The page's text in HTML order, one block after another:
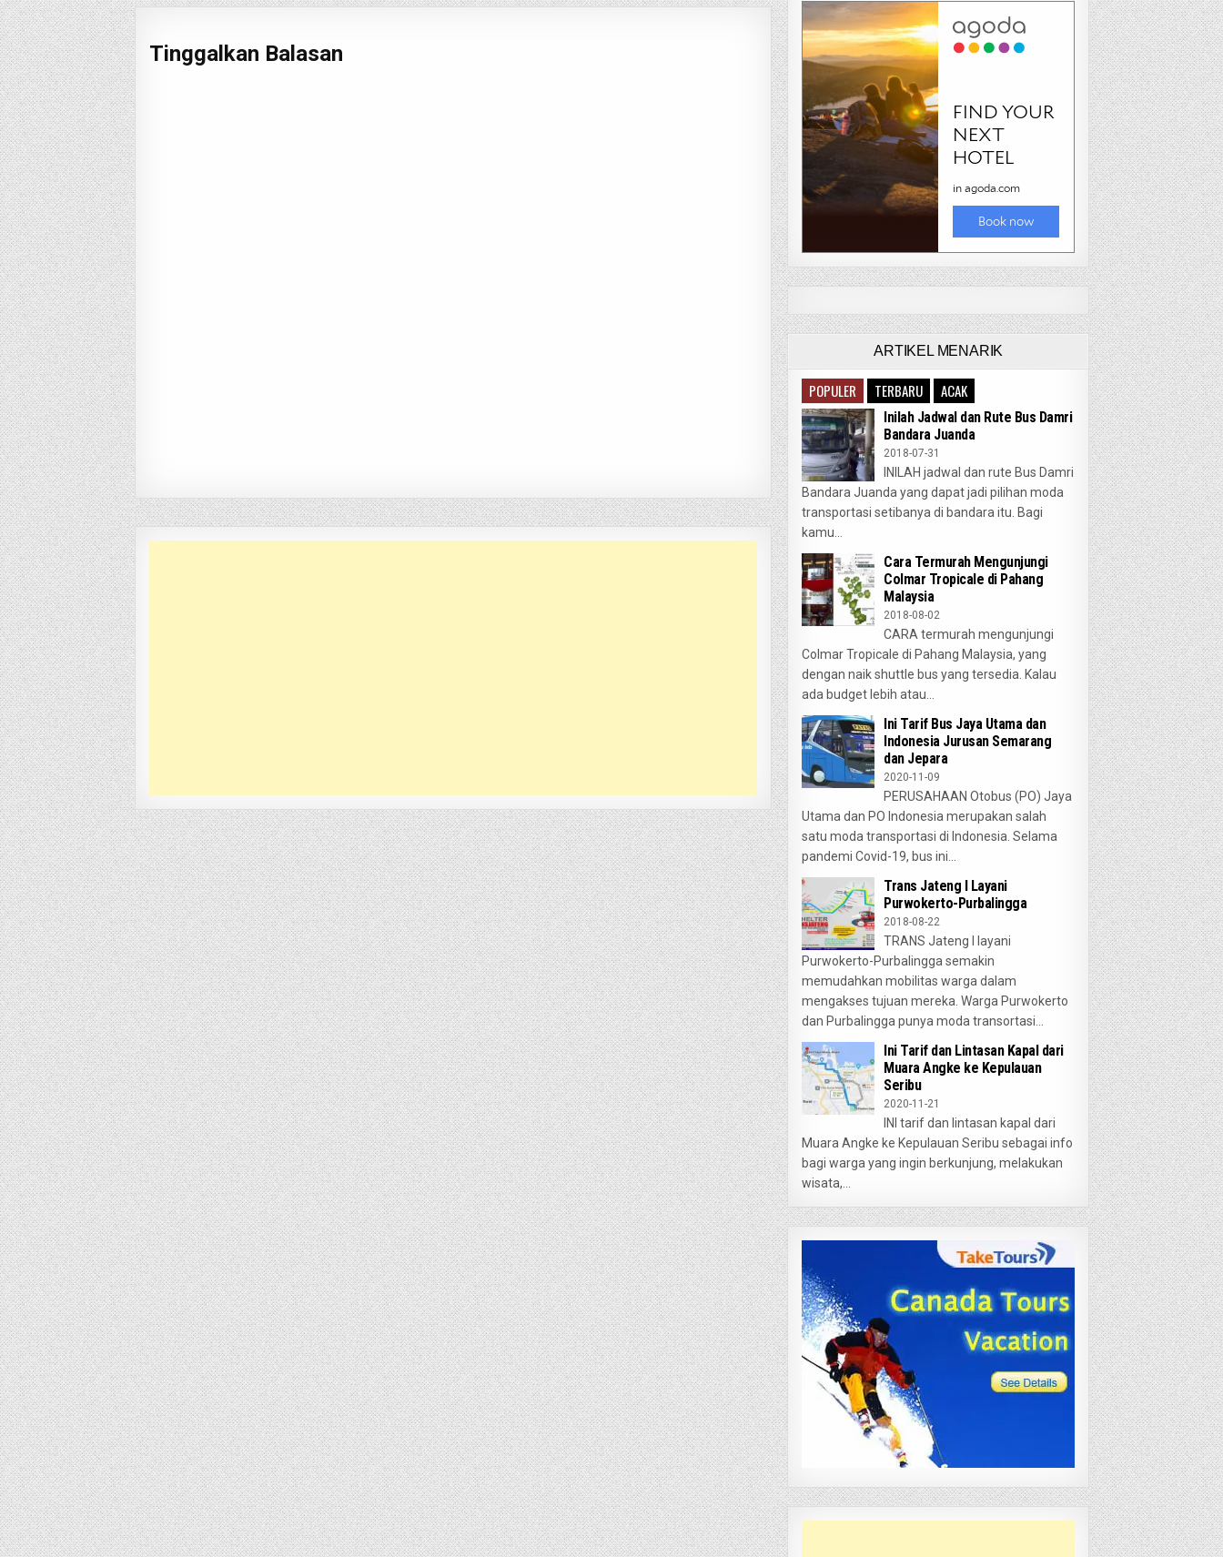
Tinggalkan Balasan
ARTIKEL MENARIK
POPULER TERBARU ACAK
Inilah Jadwal dan Rute Bus Damri
Bandara Juanda
2018-07-31
INILAH jadwal dan rute Bus Damri
Bandara Juanda yang dapat jadi pilihan moda
transportasi setibanya di bandara itu. Bagi
kamu...
Cara Termurah Mengunjungi
Colmar Tropicale di Pahang
Malaysia
2018-08-02
CARA termurah mengunjungi
Colmar Tropicale di Pahang Malaysia, yang
dengan naik shuttle bus yang tersedia. Kalau
ada budget lebih atau...
Ini Tarif Bus Jaya Utama dan
Indonesia Jurusan Semarang
dan Jepara
2020-11-09
PERUSAHAAN Otobus (PO) Jaya
Utama dan PO Indonesia merupakan salah
satu moda transportasi di Indonesia. Selama
pandemi Covid-19, bus ini...
Trans Jateng I Layani
Purwokerto-Purbalingga
2018-08-22
TRANS Jateng I layani
Purwokerto-Purbalingga semakin
memudahkan mobilitas warga dalam
mengakses tujuan mereka. Warga Purwokerto
dan Purbalingga punya moda transortasi...
Ini Tarif dan Lintasan Kapal dari
Muara Angke ke Kepulauan
Seribu
2020-11-21
INI tarif dan lintasan kapal dari
Muara Angke ke Kepulauan Seribu sebagai info
bagi warga yang ingin berkunjung, melakukan
wisata,...